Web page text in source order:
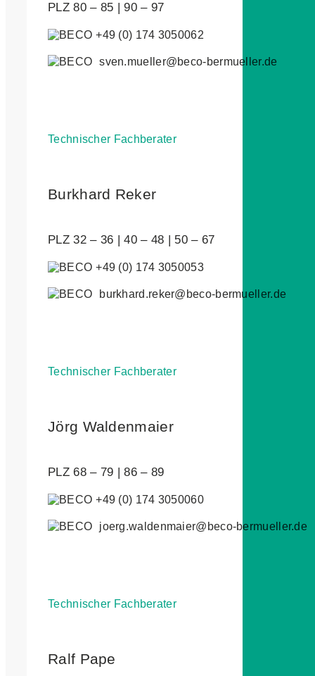
PLZ 80 – 85 | 90 – 97
+49 (0) 174 3050062
sven.mueller@beco-bermueller.de
Technischer Fachberater
Burkhard Reker
PLZ 32 – 36 | 40 – 48 | 50 – 67
+49 (0) 174 3050053
burkhard.reker@beco-bermueller.de
Technischer Fachberater
Jörg Waldenmaier
PLZ 68 – 79 | 86 – 89
+49 (0) 174 3050060
joerg.waldenmaier@beco-bermueller.de
Technischer Fachberater
Ralf Pape